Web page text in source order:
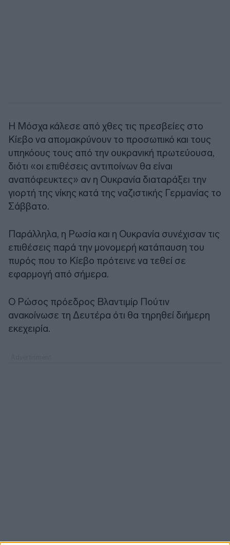
Η Μόσχα κάλεσε από χθες τις πρεσβείες στο
Κίεβο να απομακρύνουν το προσωπικό και τους
υπηκόους τους από την ουκρανική πρωτεύουσα,
διότι «οι επιθέσεις αντιποίνων θα είναι
αναπόφευκτες» αν η Ουκρανία διαταράξει την
γιορτή της νίκης κατά της ναζιστικής Γερμανίας το
Σάββατο.
Παράλληλα, η Ρωσία και η Ουκρανία συνέχισαν τις
επιθέσεις παρά την μονομερή κατάπαυση του
πυρός που το Κίεβο πρότεινε να τεθεί σε
εφαρμογή από σήμερα.
Ο Ρώσος πρόεδρος Βλαντιμίρ Πούτιν
ανακοίνωσε τη Δευτέρα ότι θα τηρηθεί διήμερη
εκεχειρία.